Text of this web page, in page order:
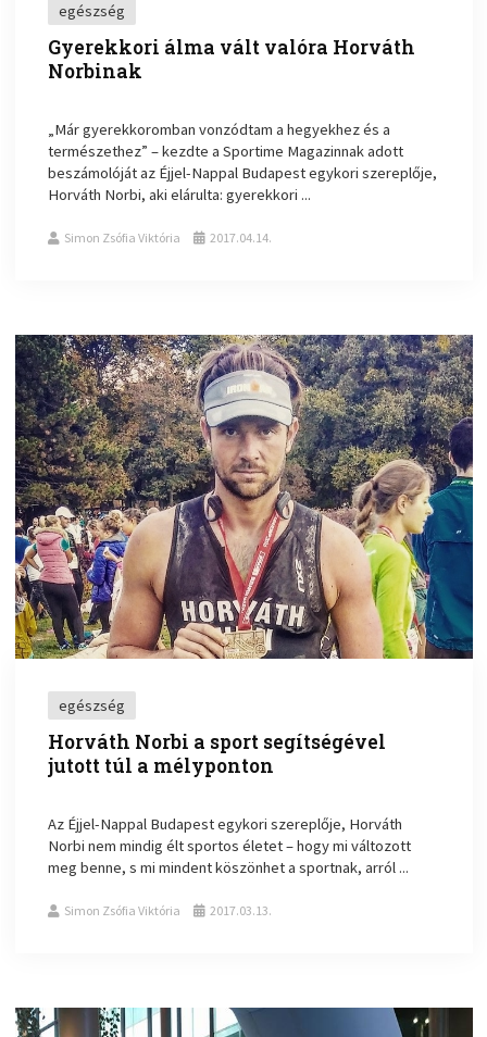
egészség
Gyerekkori álma vált valóra Horváth
Norbinak
„Már gyerekkoromban vonzódtam a hegyekhez és a
természethez” – kezdte a Sportime Magazinnak adott
beszámolóját az Éjjel-Nappal Budapest egykori szereplője,
Horváth Norbi, aki elárulta: gyerekkori ...
Simon Zsófia Viktória 2017.04.14.
egészség
Horváth Norbi a sport segítségével
jutott túl a mélyponton
Az Éjjel-Nappal Budapest egykori szereplője, Horváth
Norbi nem mindig élt sportos életet – hogy mi változott
meg benne, s mi mindent köszönhet a sportnak, arról ...
Simon Zsófia Viktória 2017.03.13.